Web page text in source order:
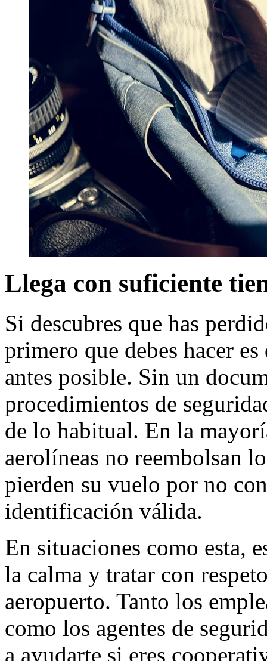
Llega con suficiente
Si descubres que has
primero que debes hacer
antes posible. Sin un
procedimientos de
de lo habitual. En la
aerolíneas no reembolsan
pierden su vuelo por no
identificación válida.
En situaciones como esta,
la calma y tratar con
aeropuerto. Tanto los
como los agentes de
a ayudarte si eres